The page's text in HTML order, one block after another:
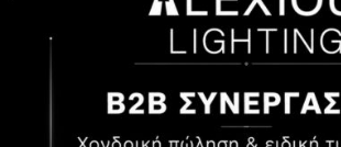
WADFOW ΜΗΧΑΝΗ ΓΚΑΖΟΝ 1.300W /